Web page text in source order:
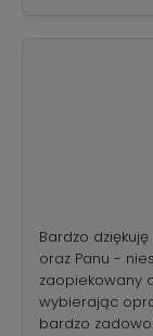
Bardzo
oraz Panu -
zaopiekowany
wybierając
bardzo